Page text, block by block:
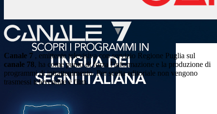
Canale 7 , emittente televisiva con servizio Regione Puglia sul
canale 78, ha come punto di forza l'informazione e la produzione di
programmi di intrattenimento. Per scelta editoriale non vengono
trasmessi televendite e film.